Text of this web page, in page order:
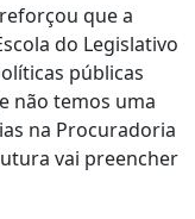
que a
do Legislativo
públicas
não temos uma
na Procuradoria
vai preencher